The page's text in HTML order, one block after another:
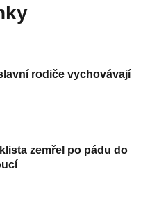
rodiče vychovávají
zemřel po pádu do